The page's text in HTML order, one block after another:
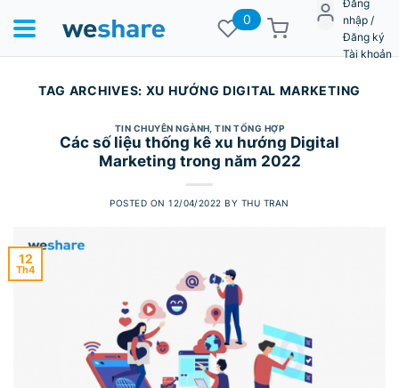
0
Đăng
nhập /
Đăng ký
Tài khoản
TAG ARCHIVES: XU HƯỚNG DIGITAL MARKETING
TIN CHUYÊN NGÀNH ,TIN TỔNG HỢP
Các số liệu thống kê xu hướng Digital
Marketing trong năm 2022
POSTED ON12/04/2022 BY THU TRAN
12
Th4